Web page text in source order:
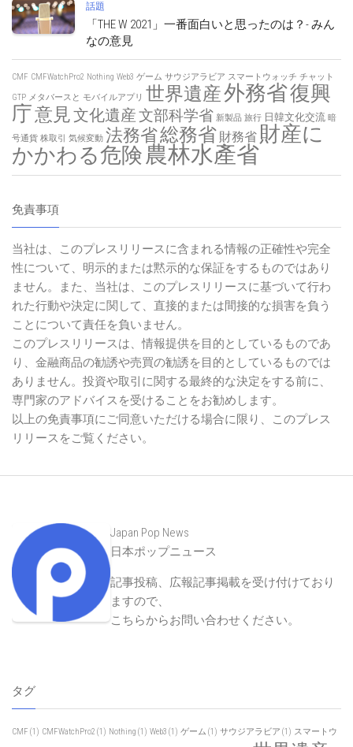
話題
「THE W 2021」一番面白いと思ったのは？- みん
なの意見
CMF CMFWatchPro2 Nothing Web3 ゲーム サウジアラビア スマートウォッチ チャット
GTP メタバースと モバイルアプリ 世界遺産外務省復興
庁意見文化遺産文部科学省 新製品 旅行 日韓文化交流 暗
号通貨 株取引 気候変動 法務省総務省 財務省 財産に
かかわる危険農林水產省
免責事項
当社は、このプレスリリースに含まれる情報の正確性や完全
性について、明示的または黙示的な保証をするものではあり
ません。また、当社は、このプレスリリースに基づいて行わ
れた行動や決定に関して、直接的または間接的な損害を負う
ことについて責任を負いません。
このプレスリリースは、情報提供を目的としているものであ
り、金融商品の勧誘や売買の勧誘を目的としているものでは
ありません。投資や取引に関する最終的な決定をする前に、
専門家のアドバイスを受けることをお勧めします。
以上の免責事項にご同意いただける場合に限り、このプレス
リリースをご覧ください。
Japan Pop News
日本ポップニュース
記事投稿、広報記事掲載を受け付けており
ますので、
こちらからお問い合わせください。
タグ
CMF (1) CMFWatchPro2 (1) Nothing (1) Web3 (1) ゲーム (1) サウジアラビア (1) スマートウ